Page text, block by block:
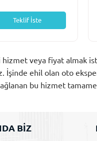
Teklif İste
veya fiyat almak
İşinde ehil olan oto
bu hizmet
BİZ